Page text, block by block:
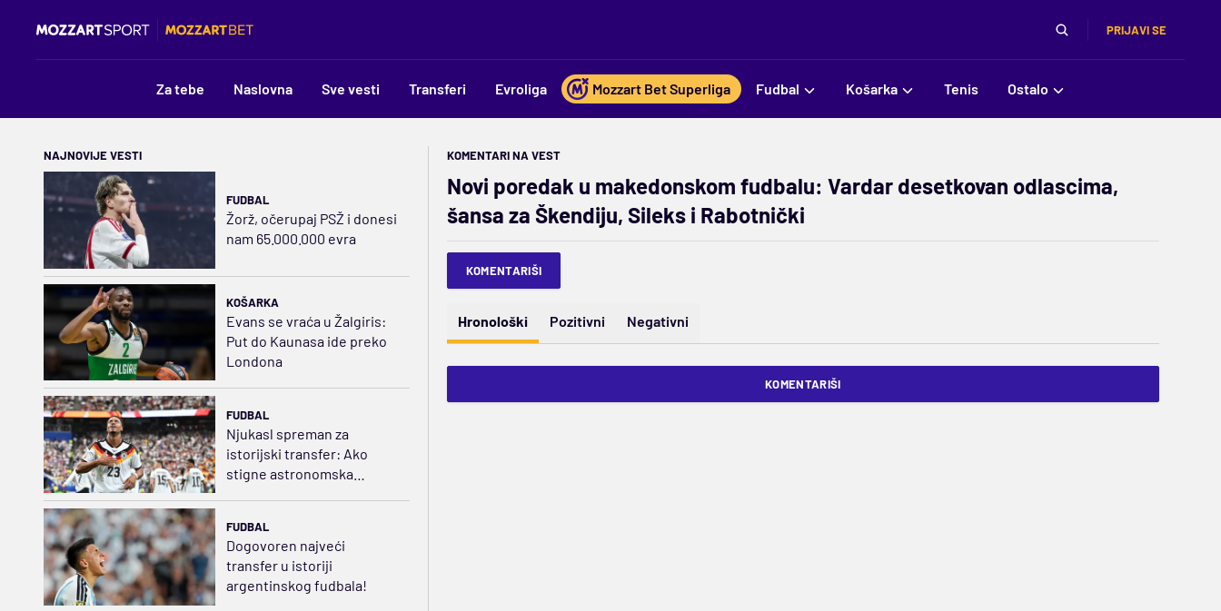
PRIJAVI SE
Za tebe Naslovna Sve vesti Transferi Evroliga Mozzart Bet Superliga Fudbal Košarka Tenis Ostalo
NAJNOVIJE VESTI
FUDBAL
Žorž, očerupaj PSŽ i donesi
nam 65.000.000 evra
KOŠARKA
Evans se vraća u Žalgiris:
Put do Kaunasa ide preko
Londona
FUDBAL
Njukasl spreman za
istorijski transfer: Ako
stigne astronomska
FUDBAL
Dogovoren najveći
transfer u istoriji
argentinskog fudbala!
KOMENTARI NA VEST
Novi poredak u makedonskom fudbalu: Vardar desetkovan odlascima,
šansa za Škendiju, Sileks i Rabotnički
KOMENTARIŠI
Hronološki Pozitivni Negativni
KOMENTARIŠI